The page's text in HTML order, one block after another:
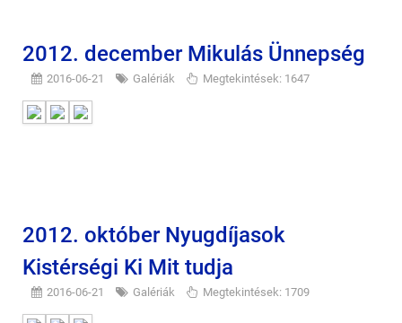
2012. december Mikulás Ünnepség
2016-06-21 Galériák Megtekintések: 1647
2012. október Nyugdíjasok
Kistérségi Ki Mit tudja
2016-06-21 Galériák Megtekintések: 1709